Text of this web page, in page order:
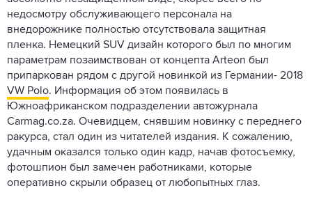
недосмотру обслуживающего персонала на
внедорожнике полностью отсутствовала защитная
пленка. Немецкий SUV дизайн которого был по многим
параметрам позаимствован от концепта Arteon был
припаркован рядом с другой новинкой из Германии- 2018
VW Polo. Информация об этом появилась в
Южноафриканском подразделении автожурнала
Carmag.co.za. Очевидцем, снявшим новинку с переднего
ракурса, стал один из читателей издания. К сожалению,
удачным оказался только один кадр, начав фотосъемку,
фотошпион был замечен работниками, которые
оперативно скрыли образец от любопытных глаз.